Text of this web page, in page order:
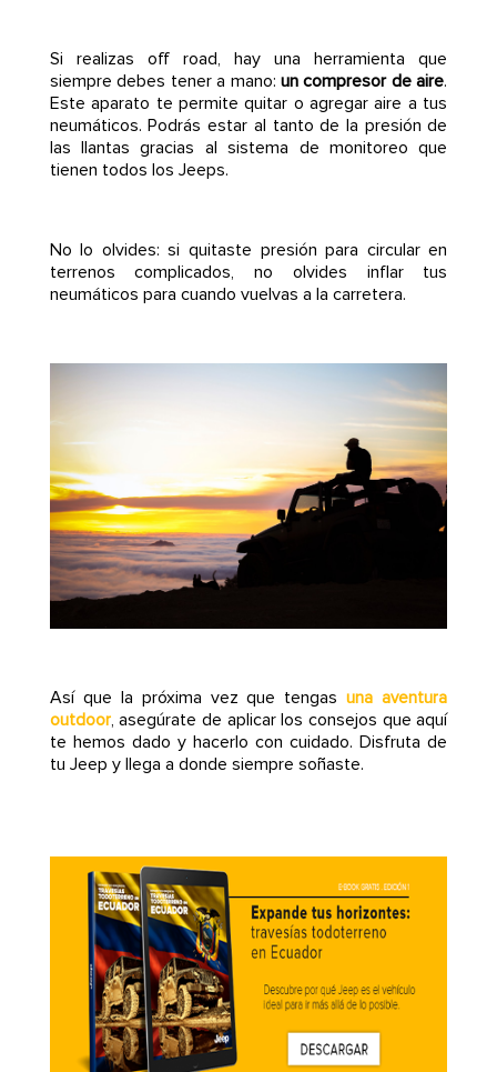
Si realizas off road, hay una herramienta que
siempre debes tener a mano: un compresor de aire.
Este aparato te permite quitar o agregar aire a tus
neumáticos. Podrás estar al tanto de la presión de
las llantas gracias al sistema de monitoreo que
tienen todos los Jeeps.
No lo olvides: si quitaste presión para circular en
terrenos complicados, no olvides inflar tus
neumáticos para cuando vuelvas a la carretera.
Así que la próxima vez que tengasuna aventura
outdoor, asegúrate de aplicar los consejos que aquí
te hemos dado y hacerlo con cuidado. Disfruta de
tu Jeep y llega a donde siempre soñaste.